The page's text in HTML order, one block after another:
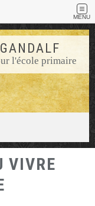
MENU
l'école primaire
VIVRE